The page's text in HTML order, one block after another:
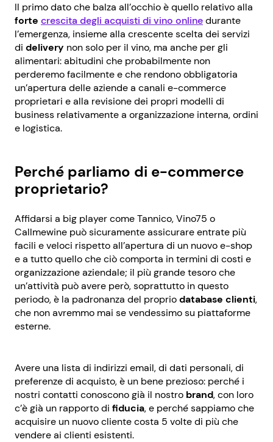
Il primo dato che balza all’occhio è quello relativo alla
forte crescita degli acquisti di vino onlinedurante
l’emergenza, insieme alla crescente scelta dei servizi
di delivery non solo per il vino, ma anche per gli
alimentari: abitudini che probabilmente non
perderemo facilmente e che rendono obbligatoria
un’apertura delle aziende a canali e-commerce
proprietari e alla revisione dei propri modelli di
business relativamente a organizzazione interna, ordini
e logistica.
Perché parliamo di e-commerce
proprietario?
Affidarsi a big player come Tannico, Vino75 o
Callmewine può sicuramente assicurare entrate più
facili e veloci rispetto all’apertura di un nuovo e-shop
e a tutto quello che ciò comporta in termini di costi e
organizzazione aziendale; il più grande tesoro che
un’attività può avere però, soprattutto in questo
periodo, è la padronanza del propriodatabase clienti,
che non avremmo mai se vendessimo su piattaforme
esterne.
Avere una lista di indirizzi email, di dati personali, di
preferenze di acquisto, è un bene prezioso: perché i
nostri contatti conoscono già il nostro brand, con loro
c’è già un rapporto di fiducia, e perché sappiamo che
acquisire un nuovo cliente costa 5 volte di più che
vendere ai clienti esistenti.